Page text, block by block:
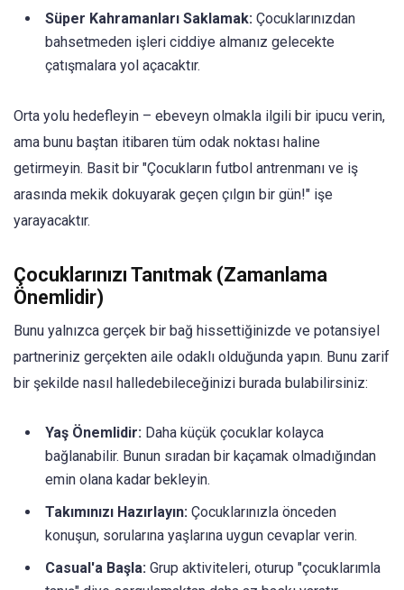
Süper Kahramanları Saklamak: Çocuklarınızdan
bahsetmeden işleri ciddiye almanız gelecekte
çatışmalara yol açacaktır.
Orta yolu hedefleyin – ebeveyn olmakla ilgili bir ipucu verin,
ama bunu baştan itibaren tüm odak noktası haline
getirmeyin. Basit bir "Çocukların futbol antrenmanı ve iş
arasında mekik dokuyarak geçen çılgın bir gün!" işe
yarayacaktır.
Çocuklarınızı Tanıtmak (Zamanlama
Önemlidir)
Bunu yalnızca gerçek bir bağ hissettiğinizde ve potansiyel
partneriniz gerçekten aile odaklı olduğunda yapın. Bunu zarif
bir şekilde nasıl halledebileceğinizi burada bulabilirsiniz:
Yaş Önemlidir: Daha küçük çocuklar kolayca
bağlanabilir. Bunun sıradan bir kaçamak olmadığından
emin olana kadar bekleyin.
Takımınızı Hazırlayın: Çocuklarınızla önceden
konuşun, sorularına yaşlarına uygun cevaplar verin.
Casual'a Başla: Grup aktiviteleri, oturup "çocuklarımla